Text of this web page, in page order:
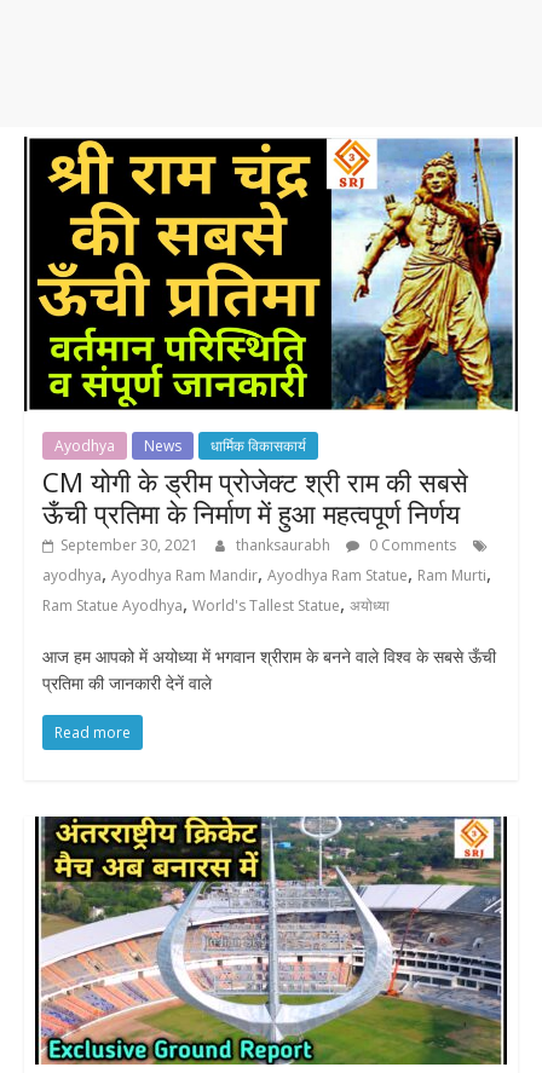
Ayodhya News धार्मिक विकासकार्य
CM योगी के ड्रीम प्रोजेक्ट श्री राम की सबसे
ऊँची प्रतिमा के निर्माण में हुआ महत्वपूर्ण निर्णय
September 30, 2021 thanksaurabh
0 Comments
ayodhya, Ayodhya Ram Mandir, Ayodhya Ram Statue, Ram Murti,
Ram Statue Ayodhya, World's Tallest Statue, अयोध्या
आज हम आपको में अयोध्या में भगवान श्रीराम के बनने वाले विश्व के सबसे ऊँची
प्रतिमा की जानकारी देनें वाले
Read more